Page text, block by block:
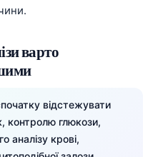
варто
відстежувати
контролю глюкози,
аналізу крові,